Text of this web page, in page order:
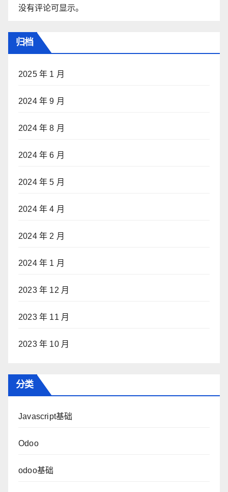
没有评论可显示。
归档
2025 年 1 月
2024 年 9 月
2024 年 8 月
2024 年 6 月
2024 年 5 月
2024 年 4 月
2024 年 2 月
2024 年 1 月
2023 年 12 月
2023 年 11 月
2023 年 10 月
分类
Javascript基础
Odoo
odoo基础